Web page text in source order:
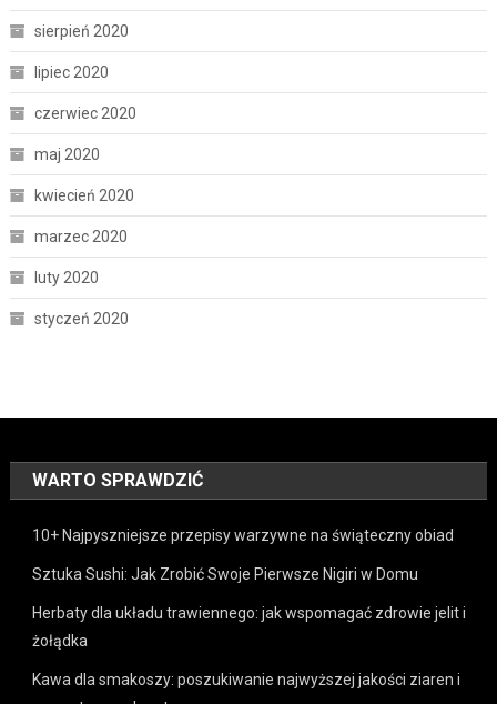
sierpień 2020
lipiec 2020
czerwiec 2020
maj 2020
kwiecień 2020
marzec 2020
luty 2020
styczeń 2020
WARTO SPRAWDZIĆ
10+ Najpyszniejsze przepisy warzywne na świąteczny obiad
Sztuka Sushi: Jak Zrobić Swoje Pierwsze Nigiri w Domu
Herbaty dla układu trawiennego: jak wspomagać zdrowie jelit i
żołądka
Kawa dla smakoszy: poszukiwanie najwyższej jakości ziaren i